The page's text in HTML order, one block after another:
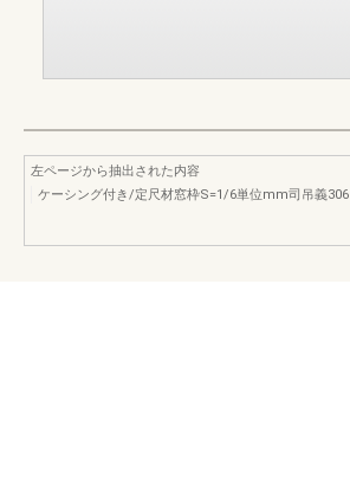
左ページから抽出された内容
ケーシング付き/定尺材窓枠S=1/6単位mm司吊義306